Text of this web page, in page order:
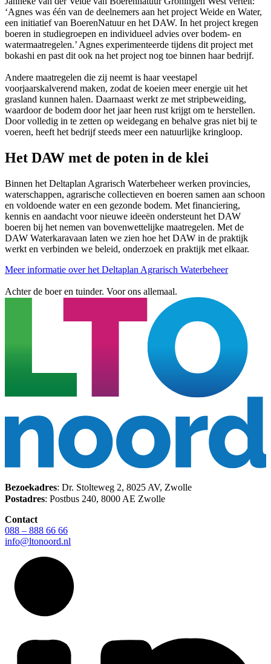
‘Agnes was één van de deelnemers aan het project Weide en Water,
een initiatief van BoerenNatuur en het DAW. In het project kregen
boeren in studiegroepen en individueel advies over bodem- en
watermaatregelen.’ Agnes experimenteerde tijdens dit project met
bokashi en past dit ook na het project nog toe binnen haar bedrijf.
Andere maatregelen die zij neemt is haar veestapel
voorjaarskalverend maken, zodat de koeien meer energie uit het
grasland kunnen halen. Daarnaast werkt ze met stripbeweiding,
waardoor de bodem door het jaar heen rust krijgt om te herstellen.
Door volledig in te zetten op weidegang en behalve gras niet bij te
voeren, heeft het bedrijf steeds meer een natuurlijke kringloop.
Het DAW met de poten in de klei
Binnen het Deltaplan Agrarisch Waterbeheer werken provincies,
waterschappen, agrarische collectieven en boeren samen aan schoon
en voldoende water en een gezonde bodem. Met financiering,
kennis en aandacht voor nieuwe ideeën ondersteunt het DAW
boeren bij het nemen van bovenwettelijke maatregelen. Met de
DAW Waterkaravaan laten we zien hoe het DAW in de praktijk
werkt en verbinden we beleid, onderzoek en praktijk met elkaar.
Meer informatie over het Deltaplan Agrarisch Waterbeheer
Achter de boer en tuinder. Voor ons allemaal.
Bezoekadres: Dr. Stolteweg 2, 8025 AV, Zwolle
Postadres: Postbus 240, 8000 AE Zwolle
Contact
088 – 888 66 66
info@ltonoord.nl